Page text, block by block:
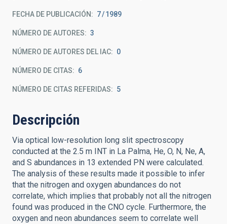
FECHA DE PUBLICACIÓN: 7 1989
NÚMERO DE AUTORES 3
NÚMERO DE AUTORES DEL IAC 0
NÚMERO DE CITAS 6
NÚMERO DE CITAS REFERIDAS 5
Descripción
Via optical low-resolution long slit spectroscopy
conducted at the 2.5 m INT in La Palma, He, O, N, Ne, A,
and S abundances in 13 extended PN were calculated.
The analysis of these results made it possible to infer
that the nitrogen and oxygen abundances do not
correlate, which implies that probably not all the nitrogen
found was produced in the CNO cycle. Furthermore, the
oxygen and neon abundances seem to correlate well